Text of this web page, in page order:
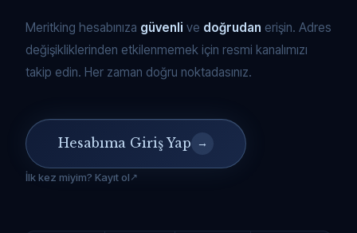
Meritking hesabınıza güvenli ve doğrudan erişin. Adres
değişikliklerinden etkilenmemek için resmi kanalımızı
takip edin. Her zaman doğru noktadasınız.
Hesabıma Giriş Yap →
İlk kez miyim? Kayıt ol